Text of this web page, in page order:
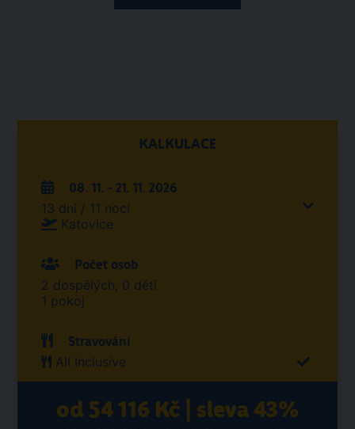
KALKULACE
08. 11. - 21. 11. 2026
13 dní / 11 nocí
Katovice
Počet osob
2 dospělých, 0 dětí
1 pokoj
Stravování
All Inclusive
od 54 116 Kč | sleva 43%